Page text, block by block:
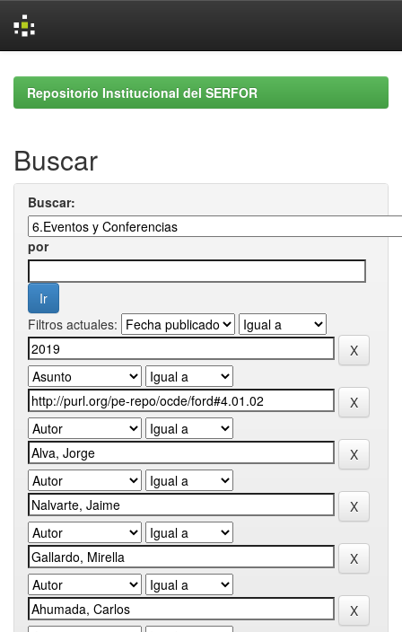
navigationRepositorio Institucional del SERFOR
Buscar
Buscar:
por
Filtros actuales: